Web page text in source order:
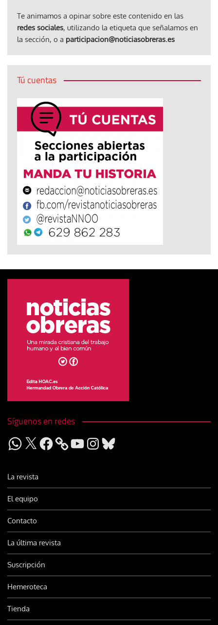
Te animamos a opinar sobre este contenido en las
redes sociales, utilizando la etiqueta que señalamos en
la sección, o a participacion@noticiasobreras.es
Tú cuentas
Síguenos en redes
WhatsApp
X Facebook YouTubeInstagram
Bluesky
La revista
El equipo
Contacto
La última revista
Suscripción
Hemeroteca
Tienda